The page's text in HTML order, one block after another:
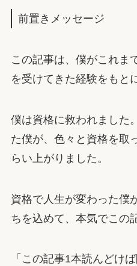
前置きメッセージ
この記事は、僕がこれま
を受けてきた経験をもと
僕は資格に救われました
た僕が、色々と資格を取
らい上がりました。
資格で人生が変わった僕
ちを込めて、本気でこの
「この記事1本読んどけ